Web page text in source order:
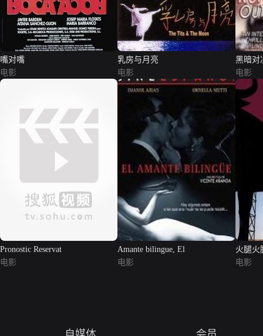
嘴对嘴
电影
乳房与月亮
电影
黑暗对
电影
Pronostic Reservat
电影
Amante bilingue, El
电影
火腿火
电影